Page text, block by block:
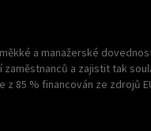
a manažerské
a zajistit tak
85 % financován ze zdrojů